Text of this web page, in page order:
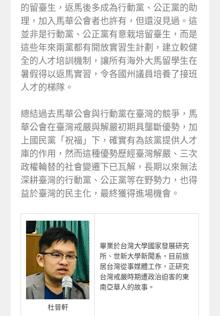
的留臺生，返馬後多成為行動黨、公正黨的助
理，加入馬華公會者也許有，但還沒見過。這
並非是行動黨、公正黨有意栽培留臺生，而是
這些年來兩黨都有開放實習生計劃，建立較健
全的人才培訓機制，讓所有海外大馬留學生在
暑假得以返馬實習，令各國州議員培養了接班
人才的梯隊。
總結過去馬華公會與行動黨在臺灣的競爭，馬
華公會在臺灣戒嚴與解嚴初期具壟斷優勢，加
上國民黨「祝福」下，確實有為該黨提供人才
庫的作用，然而這種優勢歷經臺灣解嚴、三次
政權輪替的社會變遷下已瓦解，長期以來無法
深耕臺灣的行動黨、公正黨等在野勢力，也得
益於臺灣的民主化，最終獲得進場機會。
杜晉軒
畢業於台灣大學國家發展研究
所、世新大學新聞系，目前旅
居台灣從事媒體工作，正研究
台灣戒嚴時期遭政治迫害的東
南亞華人的故事。